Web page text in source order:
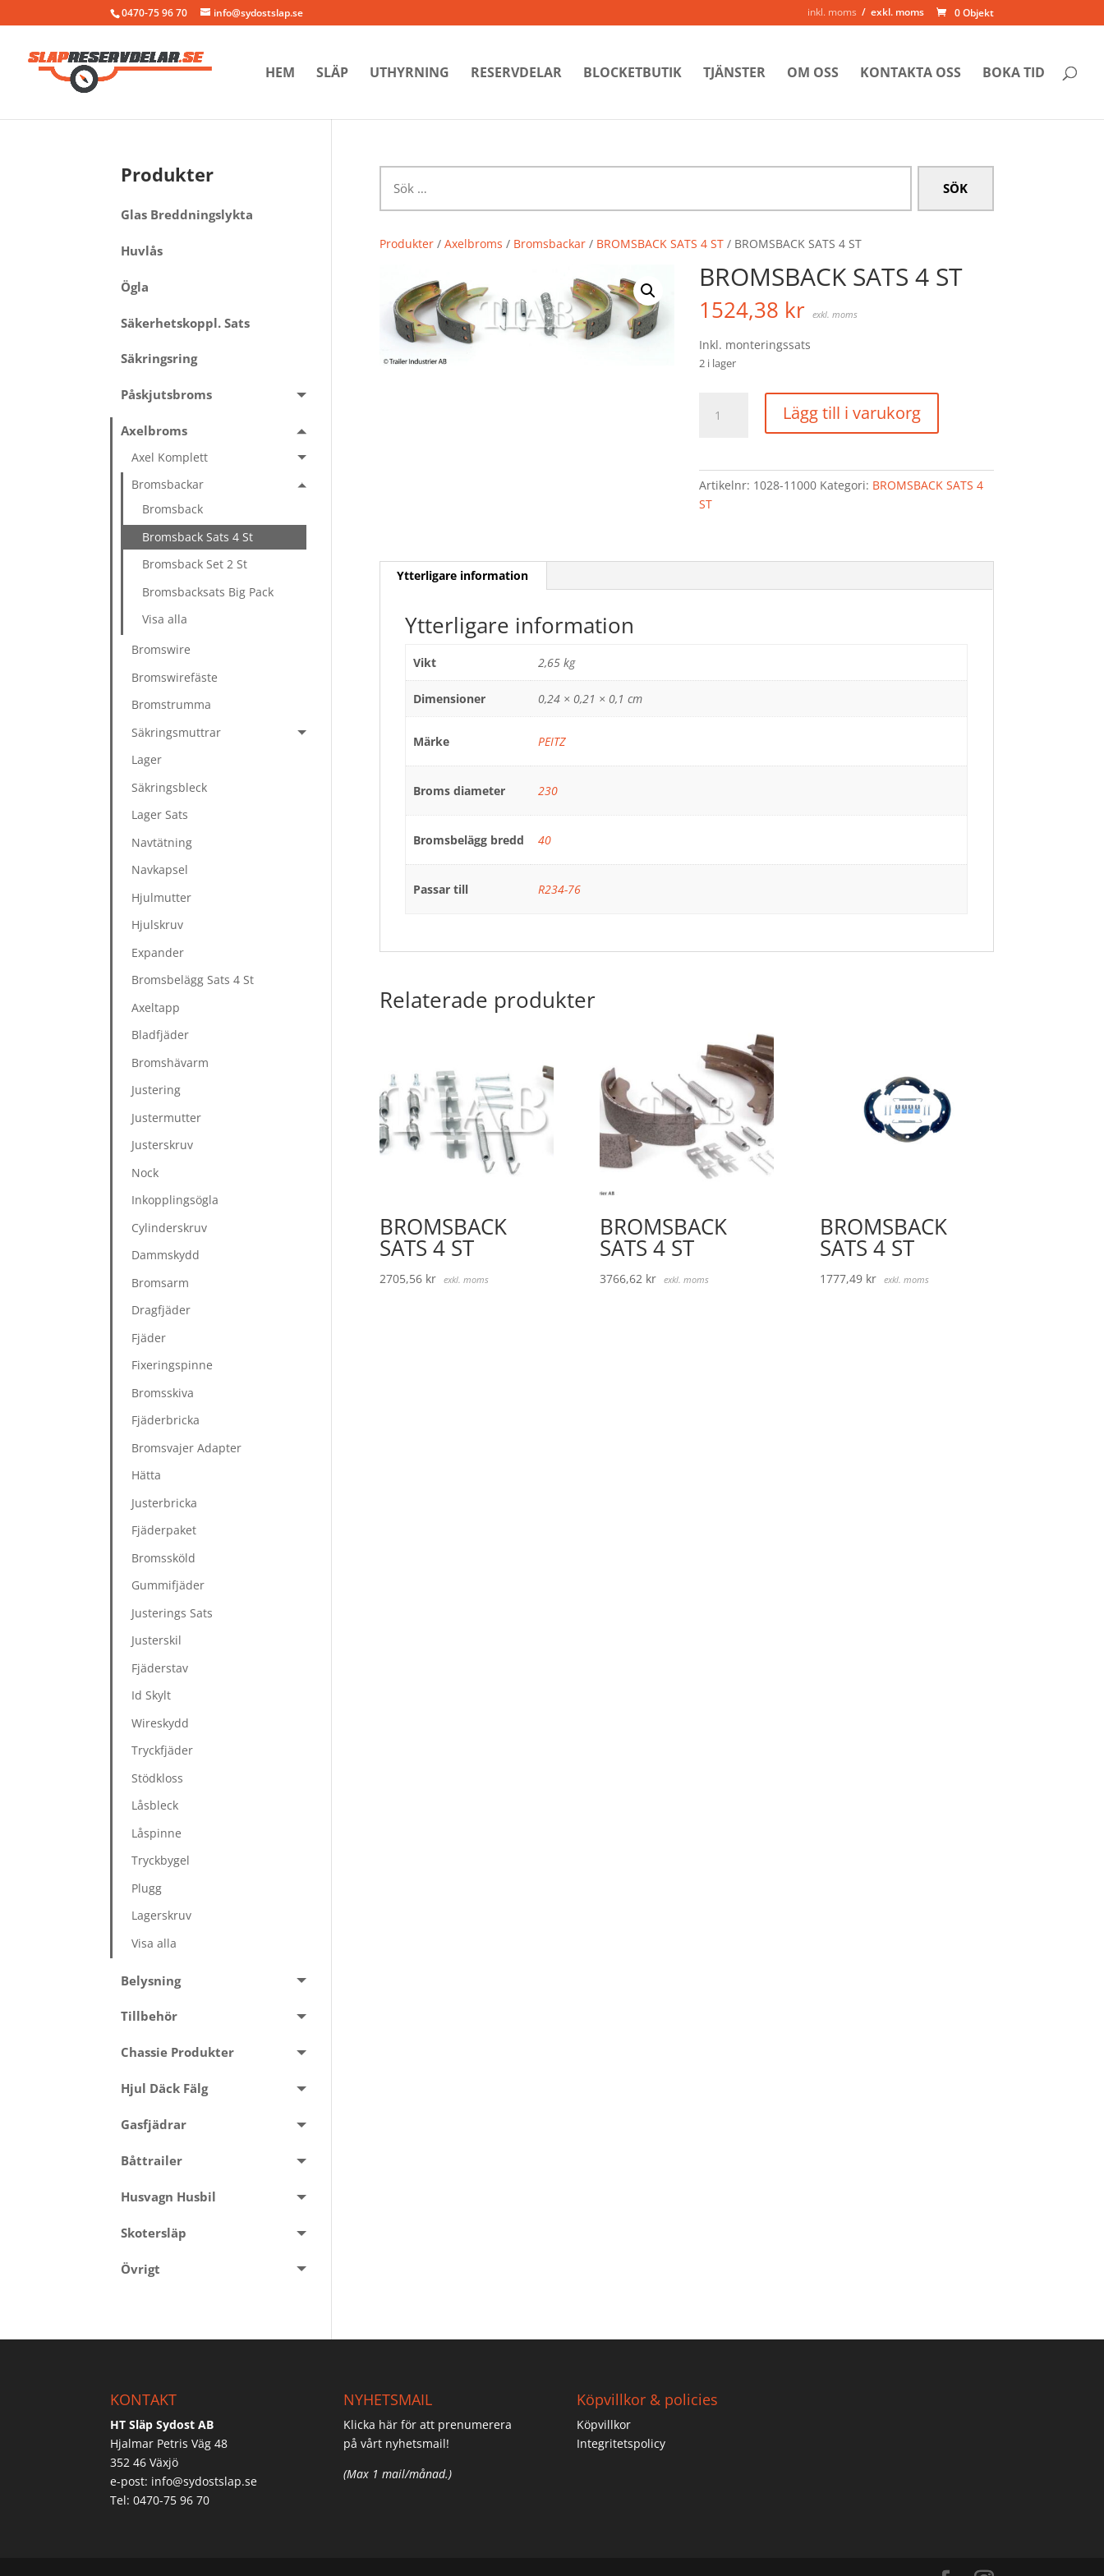
0470-75 96 70 info@sydostslap.se 0 Objekt
inkl. moms exkl. moms
HEM SLÄP UTHYRNING RESERVDELAR BLOCKETBUTIK TJÄNSTER OM OSS KONTAKTA OSS BOKA TID
efter:
Produkter /Axelbroms / Bromsbackar / BROMSBACK SATS 4 ST / BROMSBACK SATS 4 ST
BROMSBACK SATS 4 ST
1524,38 kr exkl. moms
Inkl. monteringssats
2 i lager
SATS
mängd
Lägg till i varukorg
Artikelnr: 1028-11000 Kategori: BROMSBACK SATS 4
ST
Ytterligare information
Ytterligare information
Vikt 2,65 kg
Dimensioner 0,24 × 0,21 × 0,1 cm
Märke PEITZ
Broms diameter 230
Bromsbelägg bredd 40
Passar till R234-76
Relaterade produkter
BROMSBACK
SATS 4 ST
2705,56 kr exkl. moms
BROMSBACK
SATS 4 ST
3766,62 kr exkl. moms
BROMSBACK
SATS 4 ST
1777,49 kr exkl. moms
Produkter
Glas Breddningslykta
Huvlås
Ögla
Säkerhetskoppl. Sats
Säkringsring
Påskjutsbroms
Axelbroms
Axel Komplett
Bromsbackar
Bromsback
Bromsback Sats 4 St
Bromsback Set 2 St
Bromsbacksats Big Pack
Visa alla
Bromswire
Bromswirefäste
Bromstrumma
Säkringsmuttrar
Lager
Säkringsbleck
Lager Sats
Navtätning
Navkapsel
Hjulmutter
Hjulskruv
Expander
Bromsbelägg Sats 4 St
Axeltapp
Bladfjäder
Bromshävarm
Justering
Justermutter
Justerskruv
Nock
Inkopplingsögla
Cylinderskruv
Dammskydd
Bromsarm
Dragfjäder
Fjäder
Fixeringspinne
Bromsskiva
Fjäderbricka
Bromsvajer Adapter
Hätta
Justerbricka
Fjäderpaket
Bromssköld
Gummifjäder
Justerings Sats
Justerskil
Fjäderstav
Id Skylt
Wireskydd
Tryckfjäder
Stödkloss
Låsbleck
Låspinne
Tryckbygel
Plugg
Lagerskruv
Visa alla
Belysning
Tillbehör
Chassie Produkter
Hjul Däck Fälg
Gasfjädrar
Båttrailer
Husvagn Husbil
Skotersläp
Övrigt
KONTAKT
HT Släp Sydost AB
Hjalmar Petris Väg 48
352 46 Växjö
e-post: info@sydostslap.se
Tel: 0470-75 96 70
NYHETSMAIL
Klicka här för att prenumerera
på vårt nyhetsmail!
(Max 1 mail/månad.)
Köpvillkor & policies
Köpvillkor
Integritetspolicy